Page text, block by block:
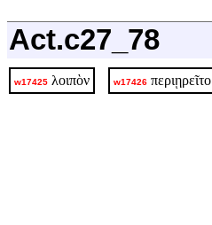
Act.c27_78
w17425 λοιπὸν w17426 περιῃρεῖτο